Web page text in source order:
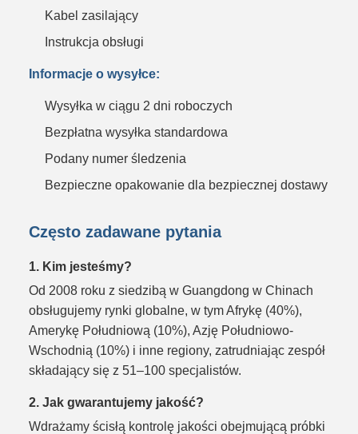
Kabel zasilający
Instrukcja obsługi
Informacje o wysyłce:
Wysyłka w ciągu 2 dni roboczych
Bezpłatna wysyłka standardowa
Podany numer śledzenia
Bezpieczne opakowanie dla bezpiecznej dostawy
Często zadawane pytania
1. Kim jesteśmy?
Od 2008 roku z siedzibą w Guangdong w Chinach
obsługujemy rynki globalne, w tym Afrykę (40%),
Amerykę Południową (10%), Azję Południowo-
Wschodnią (10%) i inne regiony, zatrudniając zespół
składający się z 51–100 specjalistów.
2. Jak gwarantujemy jakość?
Wdrażamy ścisłą kontrolę jakości obejmującą próbki